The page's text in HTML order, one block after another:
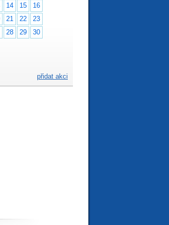
14 15
16
21 22
23
28 29
30
přidat akci